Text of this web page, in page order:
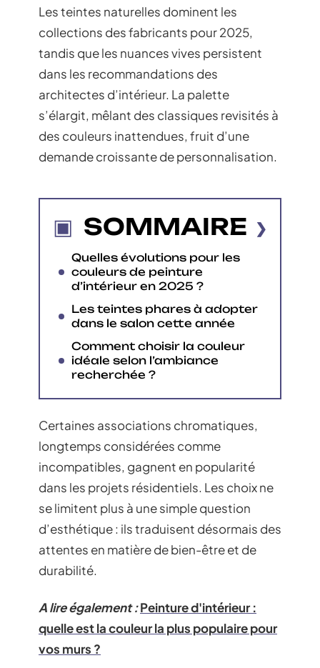
Les teintes naturelles dominent les
collections des fabricants pour 2025,
tandis que les nuances vives persistent
dans les recommandations des
architectes d’intérieur. La palette
s’élargit, mêlant des classiques revisités à
des couleurs inattendues, fruit d’une
demande croissante de personnalisation.
SOMMAIRE
Quelles évolutions pour les
couleurs de peinture
d’intérieur en 2025 ?
Les teintes phares à adopter
dans le salon cette année
Comment choisir la couleur
idéale selon l’ambiance
recherchée ?
Certaines associations chromatiques,
longtemps considérées comme
incompatibles, gagnent en popularité
dans les projets résidentiels. Les choix ne
se limitent plus à une simple question
d’esthétique : ils traduisent désormais des
attentes en matière de bien-être et de
durabilité.
A lire également :Peinture d'intérieur :
quelle est la couleur la plus populaire pour
vos murs ?